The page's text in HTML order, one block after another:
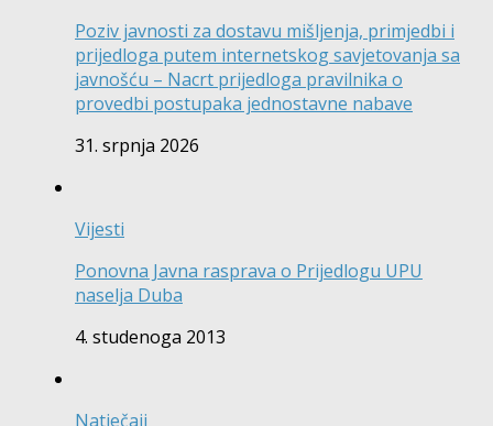
Poziv javnosti za dostavu mišljenja, primjedbi i
prijedloga putem internetskog savjetovanja sa
javnošću – Nacrt prijedloga pravilnika o
provedbi postupaka jednostavne nabave
31. srpnja 2026
Vijesti
Ponovna Javna rasprava o Prijedlogu UPU
naselja Duba
4. studenoga 2013
Natječaji